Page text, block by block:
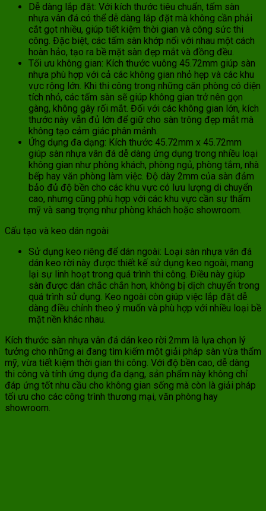
Dễ dàng lắp đặt: Với kích thước tiêu chuẩn, tấm sàn
nhựa vân đá có thể dễ dàng lắp đặt mà không cần phải
cắt gọt nhiều, giúp tiết kiệm thời gian và công sức thi
công. Đặc biệt, các tấm sàn khớp nối với nhau một cách
hoàn hảo, tạo ra bề mặt sàn đẹp mắt và đồng đều.
Tối ưu không gian: Kích thước vuông 45.72mm giúp sàn
nhựa phù hợp với cả các không gian nhỏ hẹp và các khu
vực rộng lớn. Khi thi công trong những căn phòng có diện
tích nhỏ, các tấm sàn sẽ giúp không gian trở nên gọn
gàng, không gây rối mắt. Đối với các không gian lớn, kích
thước này vẫn đủ lớn để giữ cho sàn trông đẹp mắt mà
không tạo cảm giác phân mảnh.
Ứng dụng đa dạng: Kích thước 45.72mm x 45.72mm
giúp sàn nhựa vân đá dễ dàng ứng dụng trong nhiều loại
không gian như phòng khách, phòng ngủ, phòng tắm, nhà
bếp hay văn phòng làm việc. Độ dày 2mm của sàn đảm
bảo đủ độ bền cho các khu vực có lưu lượng di chuyển
cao, nhưng cũng phù hợp với các khu vực cần sự thẩm
mỹ và sang trọng như phòng khách hoặc showroom.
Cấu tạo và keo dán ngoài
Sử dụng keo riêng để dán ngoài: Loại sàn nhựa vân đá
dán keo rời này được thiết kế sử dụng keo ngoài, mang
lại sự linh hoạt trong quá trình thi công. Điều này giúp
sàn được dán chắc chắn hơn, không bị dịch chuyển trong
quá trình sử dụng. Keo ngoài còn giúp việc lắp đặt dễ
dàng điều chỉnh theo ý muốn và phù hợp với nhiều loại bề
mặt nền khác nhau.
Kích thước sàn nhựa vân đá dán keo rời 2mm là lựa chọn lý
tưởng cho những ai đang tìm kiếm một giải pháp sàn vừa thẩm
mỹ, vừa tiết kiệm thời gian thi công. Với độ bền cao, dễ dàng
thi công và tính ứng dụng đa dạng, sản phẩm này không chỉ
đáp ứng tốt nhu cầu cho không gian sống mà còn là giải pháp
tối ưu cho các công trình thương mại, văn phòng hay
showroom.